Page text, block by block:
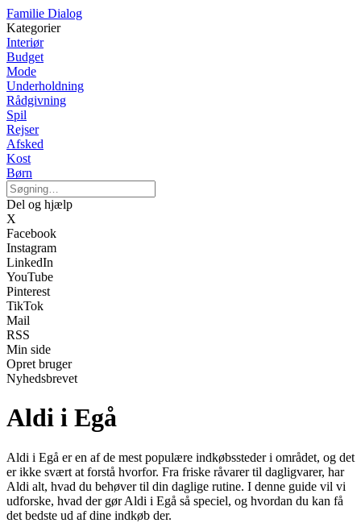
Familie Dialog
Kategorier
Interiør
Budget
Mode
Underholdning
Rådgivning
Spil
Rejser
Afsked
Kost
Børn
Del og hjælp
X
Facebook
Instagram
LinkedIn
YouTube
Pinterest
TikTok
Mail
RSS
Min side
Opret bruger
Nyhedsbrevet
Aldi i Egå
Aldi i Egå er en af de mest populære indkøbssteder i området, og det
er ikke svært at forstå hvorfor. Fra friske råvarer til dagligvarer, har
Aldi alt, hvad du behøver til din daglige rutine. I denne guide vil vi
udforske, hvad der gør Aldi i Egå så speciel, og hvordan du kan få
det bedste ud af dine indkøb der.